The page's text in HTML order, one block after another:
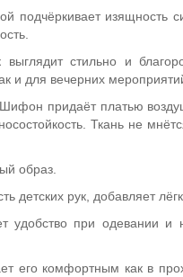
подчёркивает изящность
стильно и
и для вечерних
придаёт платью
Ткань не
образ.
детских рук, добавляет
удобство при одевании
его комфортным как в